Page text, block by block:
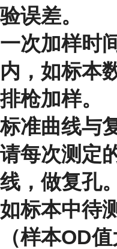
验误差。
一次加样时
内，如标本
排枪加样。
标准曲线与
请每次测定
线，做复孔。
如标本中待
（样本OD